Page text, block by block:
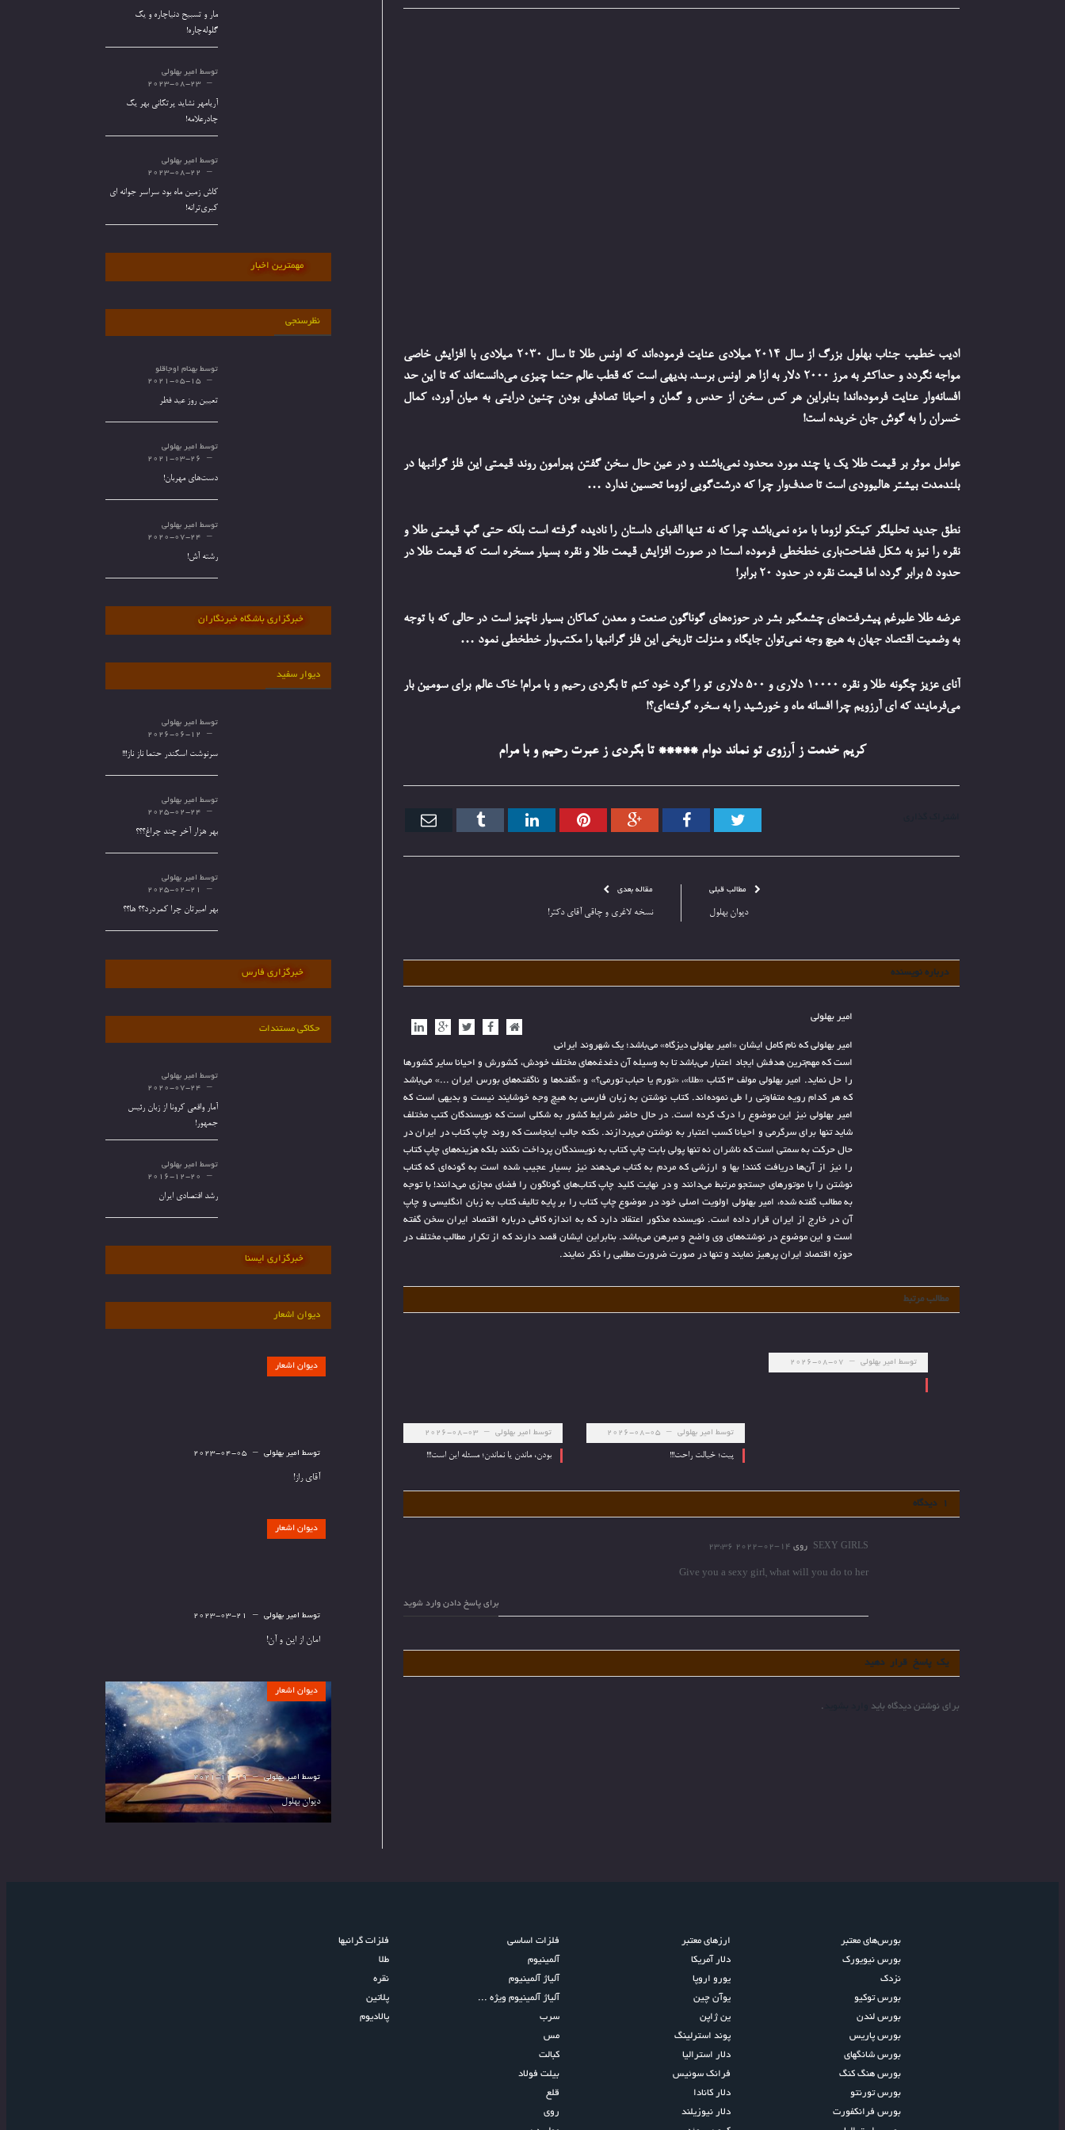
ادیب خطیب جناب بهلول بزرگ از سال 2014 میلادی عنایت فرموده‌اند که اونس طلا تا سال 2030 میلادی با افزایش خاصی
مواجه نگردد و حداکثر به مرز 2000 دلار به ازا هر اونس برسد. بدیهی است که قطب عالم حتما چیزی می‌دانسته‌اند که تا این حد
افسانه‌‌وار عنایت فرموده‌اند! بنابراین هر کس سخن از حدس و گمان و احیانا تصادفی بودن چنین درایتی به میان آورد، کمال
خسران را به گوش جان خریده است!
عوامل موثر بر قیمت طلا یک یا چند مورد محدود نمی‌باشند و در عین حال سخن گفتن پیرامون روند قیمتی این فلز گرانبها در
بلندمدت بیشتر هالیوودی است تا صدف‌وار چرا که درشت‌گویی لزوما تحسین ندارد …
نطق جدید تحلیلگر کیتکو لزوما با مزه نمی‌باشد چرا که نه تنها الفبای داستان را نادیده گرفته است بلکه حتی گپ قیمتی طلا و
نقره را نیز به شکل فضاحت‌باری خطخطی فرموده است! در صورت افزایش قیمت طلا و نقره بسیار مسخره است که قیمت طلا در
حدود 5 برابر گردد اما قیمت نقره در حدود 20 برابر!
عرضه طلا علیرغم پیشرفت‌های چشمگیر بشر در حوزه‌های گوناگون صنعت و معدن کماکان بسیار ناچیز است در حالی که با توجه
به وضعیت اقتصاد جهان به هیچ وجه نمی‌توان جایگاه و منزلت تاریخی این فلز گرانبها را مکتب‌وار خطخطی نمود …
آنای عزیز چگونه طلا و نقره 10000 دلاری و 500 دلاری تو را گرد خود کنم تا بگردی رحیم و با مرام! خاک عالم برای سومین بار
می‌فرمایند که ای آرزویم چرا افسانه ماه و خورشید را به سخره گرفته‌ای؟!
کریم خدمت ز آرزوی تو نماند دوام ***** تا بگردی ز عبرت رحیم و با مرام
گوگل+ پینترستارتباط Tumblr ایمیل
مطالب قبلی
دیوان بهلول
مقاله بعدی
نسخه لاغری و چاقی آقای دکتر!
درباره نویسنده
امیر بهلولی
وب
فیس توییترگوگل+ارتباط
امیر بهلولی که نام کامل ایشان «امیر بهلولی دیزگاه» می‌باشد؛ یک شهروند ایرانی
است که مهم‌ترین هدفش ایجاد اعتبار می‌باشد تا به وسیله آن دغدغه‌های مختلف خودش، کشورش و احیانا سایر کشورها
را حل نماید. امیر بهلولی مولف 3 کتاب «طلا»، «تورم یا حباب تورمی؟» و «گفته‌ها و ناگفته‌های بورس ایران ...» می‌باشد
که هر کدام رویه متفاوتی را طی نموده‌اند. کتاب نوشتن به زبان فارسی به هیچ وجه خوشایند نیست و بدیهی است که
امیر بهلولی نیز این موضوع را درک کرده است. در حال حاضر شرایط کشور به شکلی است که نویسندگان کتب مختلف
شاید تنها برای سرگرمی و احیانا کسب اعتبار به نوشتن می‌پردازند. نکته جالب اینجاست که روند چاپ کتاب در ایران در
حال حرکت به سمتی است که ناشران نه تنها پولی بابت چاپ کتاب به نویسندگان پرداخت نکنند بلکه هزینه‌های چاپ کتاب
را نیز از آن‌ها دریافت کنند! بها و ارزشی که مردم به کتاب می‌دهند نیز بسیار عجیب شده است به گونه‌ای که کتاب
نوشتن را با موتورهای جستجو مرتبط می‌دانند و در نهایت کلید چاپ کتاب‌های گوناگون را فضای مجازی می‌دانند! با توجه
به مطالب گفته شده، امیر بهلولی اولویت اصلی خود در موضوع چاپ کتاب را بر پایه تالیف کتاب به زبان انگلیسی و چاپ
آن در خارج از ایران قرار داده است. نویسنده مذکور اعتقاد دارد که به اندازه کافی درباره اقتصاد ایران سخن گفته
است و این موضوع در نوشته‌های وی واضح و مبرهن می‌باشد. بنابراین ایشان قصد دارند که از تکرار مطالب مختلف در
حوزه اقتصاد ایران پرهیز نمایند و تنها در صورت ضرورت مطلبی را ذکر نمایند.
مطالب مرتبط
توسط امیر بهلولی 2026-08-07
توسط امیر بهلولی 2026-08-05
پیت؛ خیالت راحت!!!
توسط امیر بهلولی 2026-08-03
بودن، ماندن یا نماندن؛ مسئله این است!!!
SEXY GIRLS روی 2022-02-14 23:36
Give you a sexy girl, what will you do to her
برای پاسخ دادن وارد شوید
یک پاسخ قرار دهید
برای نوشتن دیدگاه باید .
مار و تسبیح دنیاچاره و یک
گلوله‌چاره!
توسط امیر بهلولی
2023-08-23
آریامهر نشاید پرتکانی بهر یک
چادرعلامه!
توسط امیر بهلولی
2023-08-22
کاش زمین ماه بود سراسر جوانه ای
کبری‌ترانه!
مهمترین اخبار
نظرسنجی
توسط بهنام اوجاقلو
2021-05-15
تعیین روز عید فطر
توسط امیر بهلولی
2021-03-26
دست‌های مهربان!
توسط امیر بهلولی
2020-07-24
رشته آش!
خبرگزاری باشگاه خبرنگاران
دیوار سفید
توسط امیر بهلولی
2026-06-12
سرنوشت اسکندر حتما ناز ناز!!!
توسط امیر بهلولی
2025-02-24
بهر هزار آخر چند چراغ؟؟؟
توسط امیر بهلولی
2025-02-21
بهر امیرتان چرا کمردرد؟؟ ها؟؟
خبرگزاری فارس
حکاکی مستندات
توسط امیر بهلولی
2020-07-24
آمار واقعی کرونا از زبان رئیس
جمهور!
توسط امیر بهلولی
2016-12-20
رشد اقتصادی ایران
خبرگزاری ایسنا
دیوان اشعار
دیوان اشعار
توسط امیر بهلولی 2023-04-05
آقای راز!
دیوان اشعار
توسط امیر بهلولی 2023-03-21
امان از این و آن!
دیوان اشعار
توسط امیر بهلولی 2021-11-19
دیوان بهلول
بورس‌های معتبر
بورس نیویورک
نزدک
بورس توکیو
بورس لندن
بورس پاریس
بورس شانگهای
بورس هنگ کنگ
بورس تورنتو
بورس فرانکفورت
ارزهای معتبر
دلار آمریکا
یورو اروپا
یوآن چین
ین ژاپن
پوند استرلینگ
دلار استرالیا
فرانک سوئیس
دلار کانادا
دلار نیوزیلند
فلزات اساسی
آلمینیوم
آلیاژ آلمینیوم
آلیاژ آلمینیوم ویژه ...
سرب
مس
کبالت
بیلت فولاد
قلع
روی
فلزات گرانبها
طلا
نقره
پلاتین
پالادیوم